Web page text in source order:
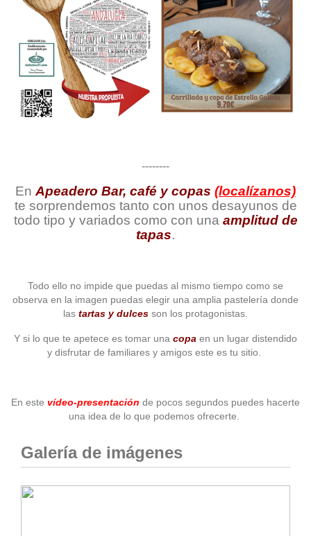
--------
EnApeadero Bar, café y copas (localízanos)
te sorprendemos tanto con unos desayunos de
todo tipo y variados como con una amplitud de
tapas.
Todo ello no impide que puedas al mismo tiempo como se
observa en la imagen puedas elegir una amplia pastelería donde
las tartas y dulces son los protagonistas.
Y si lo que te apetece es tomar una copa en un lugar distendido
y disfrutar de familiares y amigos este es tu sitio.
En este vídeo-presentación de pocos segundos puedes hacerte
una idea de lo que podemos ofrecerte.
Galería de imágenes